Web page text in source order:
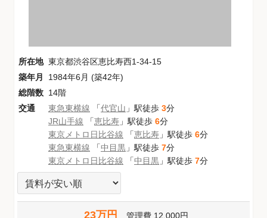
所在地 東京都渋谷区恵比寿西1-34-15
築年月
1984年6月 (築42年)
総階数 14階
交通
東急東横線 「代官山 」駅徒歩 3分
JR山手線 「恵比寿 」駅徒歩 6分
東京メトロ日比谷線 「恵比寿 」駅徒歩 6分
東急東横線 「中目黒 」駅徒歩 7分
東京メトロ日比谷線 「中目黒 」駅徒歩 7分
23万円 管理費 12,000円